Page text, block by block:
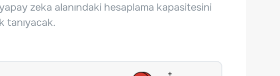
zeka alanındaki hesaplama kapasitesini
tanıyacak.